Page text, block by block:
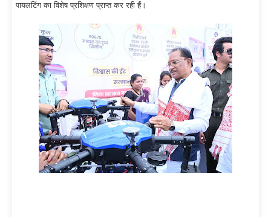
पायलटिंग का विशेष प्रशिक्षण प्राप्त कर रही हैं।